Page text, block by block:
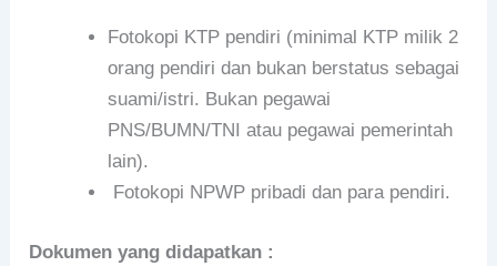
Fotokopi KTP pendiri (minimal KTP milik 2
orang pendiri dan bukan berstatus sebagai
suami/istri. Bukan pegawai
PNS/BUMN/TNI atau pegawai pemerintah
lain).
Fotokopi NPWP pribadi dan para pendiri.
Dokumen yang didapatkan :